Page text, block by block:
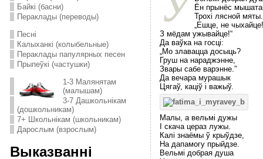
Байкі (басни)
Пераклады (переводы)
Песні
Калыханкі (колыбельные)
Пераклады папулярных песен
Прыпеўкі (частушки)
1-3 Малянятам
(малышам)
3-7 Дашкольнікам
(дошкольникам)
7+ Школьнікам (школьникам)
Дарослым (взрослым)
Выказванні
Ён прынёс
Трохi лясной мяты.
„Ешце, не чыхайце!
З мёдам ужывайце!“
Да ваўка на госцi:
„Мо злавацца досыць?
Груш на нараджэнне,
Звары сабе варэнне.”
Да вечара мурашык
Цягаў, кацiў i важыў.
Малы, а вельмi дужы
I скача цераз лужы.
Калi знаёмы ў крыўдзе,
На дапамогу прыйдзе.
Вельмi добрая душа